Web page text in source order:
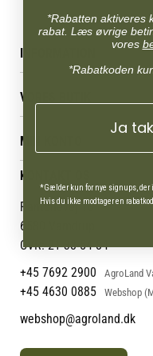
INFORMATION
Reklamations- &
Levering & afhentning
Følg din bestilling
Persondatapolitik
Cookies
Returportal
VORES BUTIK
Job
Mærker
Om os
Om Vestjyllands Andel
Blog
Ofte stillede spørgsmål
MIN KONTO
Administrer min konto
Min Konto
KONTAKT OS
Pantonevej 10
6580 Vamdrup
CVR: 21 38 54 84
+45 7692 2900
AgroLand
+45 4630 0885 Webshop
webshop@agroland.dk
*Rabatten aktiveres
rabat. Læs øvrige
vores
*Rabatkoden
Ja
*Gælder kun for nye signups, der
Hvis du ikke modtager en